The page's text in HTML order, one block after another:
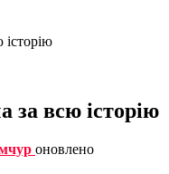
історію
за всю історію
оновлено